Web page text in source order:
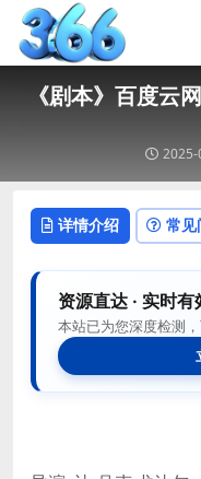
《剧本》百度云
2025-
详情介绍 常见
资源直达 · 实时有
本站已为您深度检测